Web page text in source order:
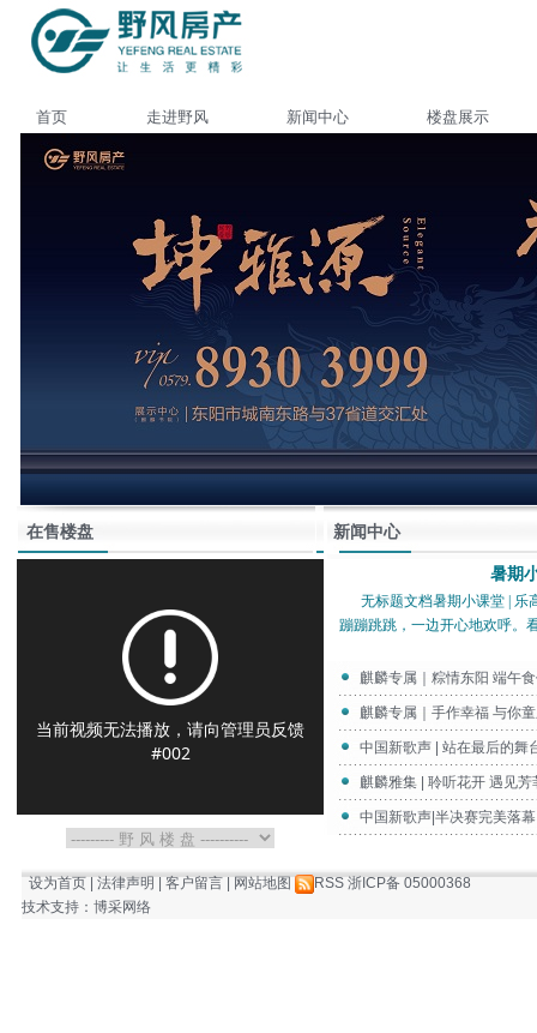
首页 走进野风 新闻中心 楼盘展示
在售楼盘
当前视频无法播放，请向管理员反馈
#002
新闻中心
暑期
无标题文档暑期小课堂 | 乐
蹦蹦跳跳，一边开心地欢呼。
麒麟专属｜粽情东阳 端午
麒麟专属｜手作幸福 与你
中国新歌声 | 站在最后的舞
麒麟雅集 | 聆听花开 遇见芳
中国新歌声|半决赛完美落
设为首页 法律声明 客户留言 网站地图 RSS 浙ICP备 05000368
技术支持 ： 博采网络